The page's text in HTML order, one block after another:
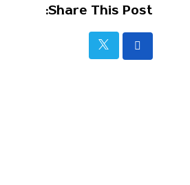
Share This Post: